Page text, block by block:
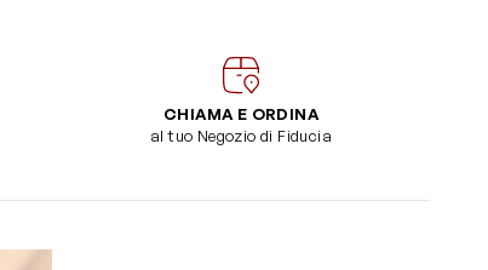
CHIAMA E ORDINA
al tuo Negozio di Fiducia